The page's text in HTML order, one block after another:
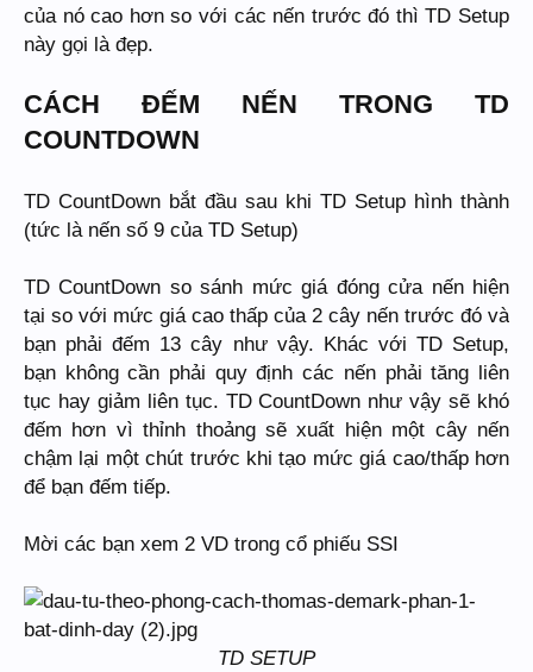
của nó cao hơn so với các nến trước đó thì TD Setup
này gọi là đẹp.
CÁCH ĐẾM NẾN TRONG TD
COUNTDOWN
TD CountDown bắt đầu sau khi TD Setup hình thành
(tức là nến số 9 của TD Setup)
TD CountDown so sánh mức giá đóng cửa nến hiện
tại so với mức giá cao thấp của 2 cây nến trước đó và
bạn phải đếm 13 cây như vậy. Khác với TD Setup,
bạn không cần phải quy định các nến phải tăng liên
tục hay giảm liên tục. TD CountDown như vậy sẽ khó
đếm hơn vì thỉnh thoảng sẽ xuất hiện một cây nến
chậm lại một chút trước khi tạo mức giá cao/thấp hơn
để bạn đếm tiếp.
Mời các bạn xem 2 VD trong cổ phiếu SSI
TD SETUP